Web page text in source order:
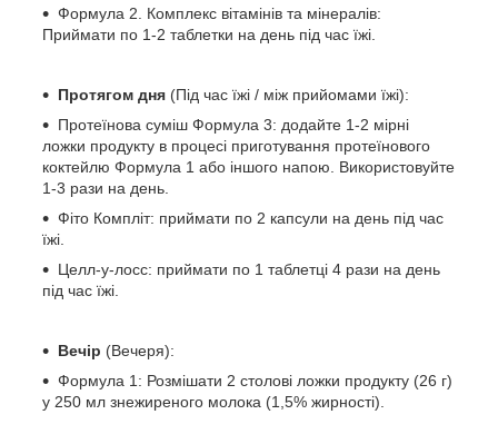
Формула 2. Комплекс вітамінів та мінералів:
Приймати по 1-2 таблетки на день під час їжі.
Протягом дня (Під час їжі / між прийомами їжі):
Протеїнова суміш Формула 3: додайте 1-2 мірні
ложки продукту в процесі приготування протеїнового
коктейлю Формула 1 або іншого напою. Використовуйте
1-3 рази на день.
Фіто Компліт: приймати по 2 капсули на день під час
їжі.
Целл-у-лосс: приймати по 1 таблетці 4 рази на день
під час їжі.
Вечір (Вечеря):
Формула 1: Розмішати 2 столові ложки продукту (26 г)
у 250 мл знежиреного молока (1,5% жирності).